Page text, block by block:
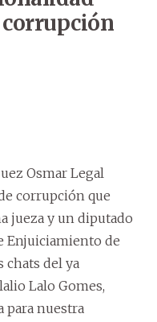
corrupción
Osmar Legal
corrupción que
jueza y un diputado
Enjuiciamiento de
chats del ya
Lalo Gomes,
para nuestra